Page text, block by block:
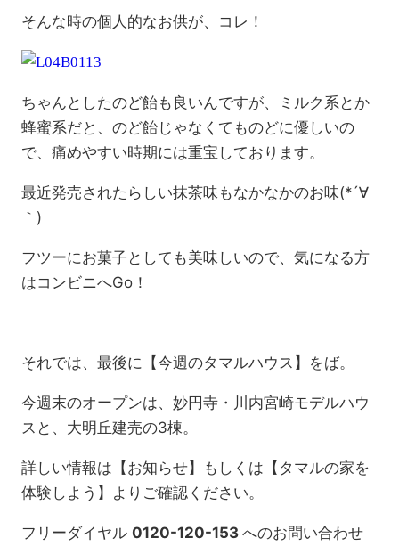
そんな時の個人的なお供が、コレ！
ちゃんとしたのど飴も良いんですが、ミルク系とか
蜂蜜系だと、のど飴じゃなくてものどに優しいの
で、痛めやすい時期には重宝しております。
最近発売されたらしい抹茶味もなかなかのお味(*´∀
｀)
フツーにお菓子としても美味しいので、気になる方
はコンビニへGo！
それでは、最後に【今週のタマルハウス】をば。
今週末のオープンは、妙円寺・川内宮崎モデルハウ
スと、大明丘建売の3棟。
詳しい情報は【お知らせ】もしくは【タマルの家を
体験しよう】よりご確認ください。
フリーダイヤル 0120-120-153へのお問い合わせ